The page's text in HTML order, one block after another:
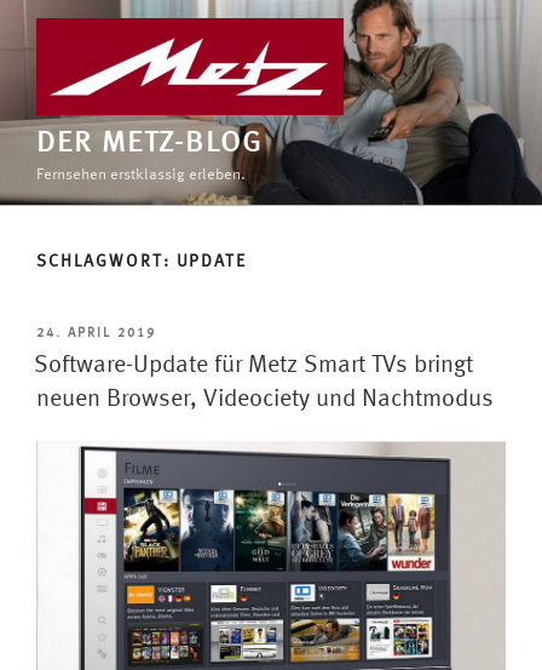
DER METZ-BLOG
Fernsehen erstklassig erleben.
SCHLAGWORT: UPDATE
VERÖFFENTLICHT
AM
24. APRIL 2019
Software-Update für Metz Smart TVs bringt
neuen Browser, Videociety und Nachtmodus